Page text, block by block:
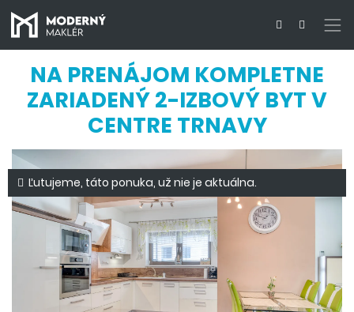
NA PRENÁJOM KOMPLETNE
ZARIADENÝ 2-IZBOVÝ BYT V
CENTRE TRNAVY
Ľutujeme, táto ponuka, už nie je aktuálna.